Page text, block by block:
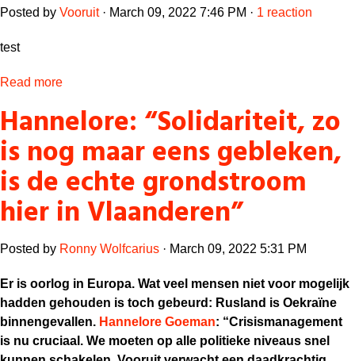
Posted by Vooruit· March 09, 2022 7:46 PM · 1 reaction
test
Read more
Hannelore: “Solidariteit, zo
is nog maar eens gebleken,
is de echte grondstroom
hier in Vlaanderen”
Posted by Ronny Wolfcarius · March 09, 2022 5:31 PM
Er is oorlog in Europa. Wat veel mensen niet voor mogelijk
hadden gehouden is toch gebeurd: Rusland is Oekraïne
binnengevallen. Hannelore Goeman: “Crisismanagement
is nu cruciaal. We moeten op alle politieke niveaus snel